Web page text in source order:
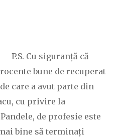
că
bune de recuperat
care a avut parte din
cu privire la
de profesie este
bine să terminați